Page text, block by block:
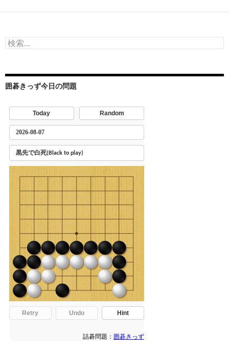
ナ
ゲ
シ
ョ
ン
検
索:
囲碁きっず今日の問題